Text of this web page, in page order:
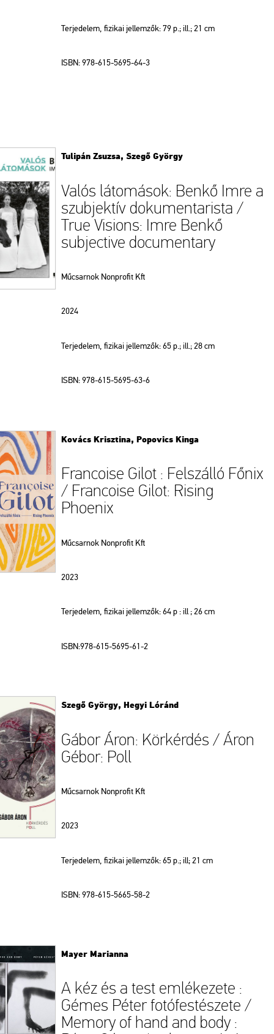
Terjedelem, fizikai jellemzők: 79 p.; ill.; 21 cm
ISBN: 978-615-5695-64-3
Tulipán Zsuzsa, Szegő György
Valós látomások: Benkő Imre a
szubjektív dokumentarista /
True Visions: Imre Benkő
subjective documentary
Műcsarnok Nonprofit Kft
2024
Terjedelem, fizikai jellemzők: 65 p.; ill.; 28 cm
ISBN: 978-615-5695-63-6
Kovács Krisztina, Popovics Kinga
Francoise Gilot : Felszálló Főnix
/ Francoise Gilot: Rising
Phoenix
Műcsarnok Nonprofit Kft
2023
Terjedelem, fizikai jellemzők: 64 p : ill ; 26 cm
ISBN:978-615-5695-61-2
Szegő György, Hegyi Lóránd
Gábor Áron: Körkérdés / Áron
Gébor: Poll
Műcsarnok Nonprofit Kft
2023
Terjedelem, fizikai jellemzők: 65 p.; ill; 21 cm
ISBN: 978-615-5665-58-2
Mayer Marianna
A kéz és a test emlékezete :
Gémes Péter fotófestészete /
Memory of hand and body :